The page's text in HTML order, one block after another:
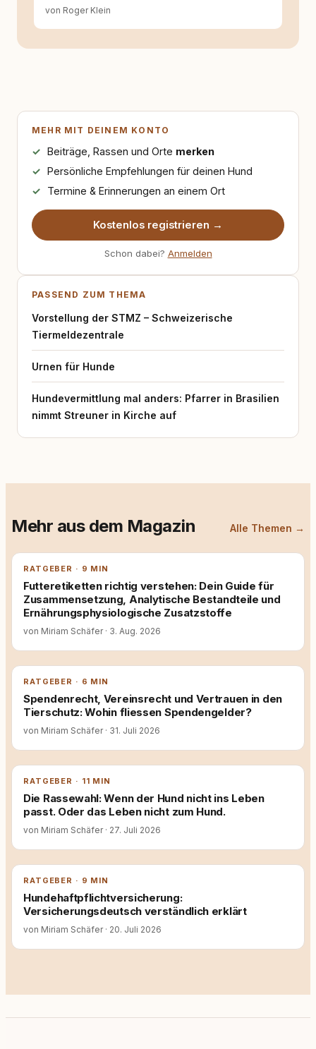
Texten möchte ich genau dazu beitragen.
von Roger Klein
MEHR MIT DEINEM KONTO
Beiträge, Rassen und Orte merken
Persönliche Empfehlungen für deinen Hund
Termine & Erinnerungen an einem Ort
Kostenlos registrieren →
Schon dabei? Anmelden
PASSEND ZUM THEMA
Vorstellung der STMZ – Schweizerische
Tiermeldezentrale
Urnen für Hunde
Hundevermittlung mal anders: Pfarrer in Brasilien
nimmt Streuner in Kirche auf
Mehr aus dem Magazin Alle Themen →
RATGEBER · 9 MIN
Futteretiketten richtig verstehen: Dein Guide für
Zusammensetzung, Analytische Bestandteile und
Ernährungsphysiologische Zusatzstoffe
von Miriam Schäfer · 3. Aug. 2026
RATGEBER · 6 MIN
Spendenrecht, Vereinsrecht und Vertrauen in den
Tierschutz: Wohin fliessen Spendengelder?
von Miriam Schäfer · 31. Juli 2026
RATGEBER · 11 MIN
Die Rassewahl: Wenn der Hund nicht ins Leben
passt. Oder das Leben nicht zum Hund.
von Miriam Schäfer · 27. Juli 2026
RATGEBER · 9 MIN
Hundehaftpflichtversicherung:
Versicherungsdeutsch verständlich erklärt
von Miriam Schäfer · 20. Juli 2026